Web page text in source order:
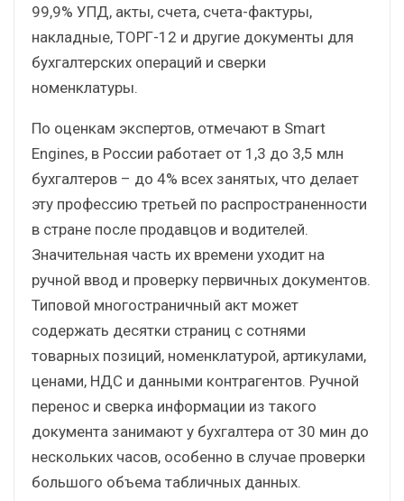
99,9% УПД, акты, счета, счета-фактуры,
накладные, ТОРГ-12 и другие документы для
бухгалтерских операций и сверки
номенклатуры.
По оценкам экспертов, отмечают в Smart
Engines, в России работает от 1,3 до 3,5 млн
бухгалтеров – до 4% всех занятых, что делает
эту профессию третьей по распространенности
в стране после продавцов и водителей.
Значительная часть их времени уходит на
ручной ввод и проверку первичных документов.
Типовой многостраничный акт может
содержать десятки страниц с сотнями
товарных позиций, номенклатурой, артикулами,
ценами, НДС и данными контрагентов. Ручной
перенос и сверка информации из такого
документа занимают у бухгалтера от 30 мин до
нескольких часов, особенно в случае проверки
большого объема табличных данных.